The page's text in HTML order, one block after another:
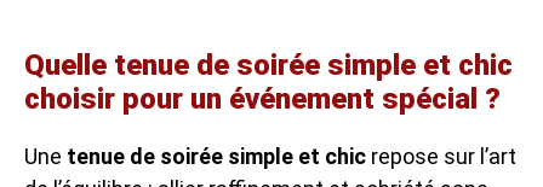
Quelle tenue de soirée simple et chic
choisir pour un événement spécial ?
Une tenue de soirée simple et chic repose sur l’art